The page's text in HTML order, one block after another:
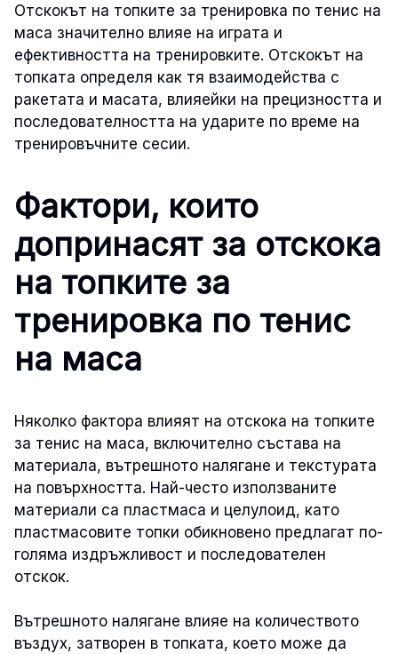
Отскокът на топките за тренировка по тенис на
маса значително влияе на играта и
ефективността на тренировките. Отскокът на
топката определя как тя взаимодейства с
ракетата и масата, влияейки на прецизността и
последователността на ударите по време на
тренировъчните сесии.
Фактори, които
допринасят за отскока
на топките за
тренировка по тенис
на маса
Няколко фактора влияят на отскока на топките
за тенис на маса, включително състава на
материала, вътрешното налягане и текстурата
на повърхността. Най-често използваните
материали са пластмаса и целулоид, като
пластмасовите топки обикновено предлагат по-
голяма издръжливост и последователен
отскок.
Вътрешното налягане влияе на количеството
въздух, затворен в топката, което може да